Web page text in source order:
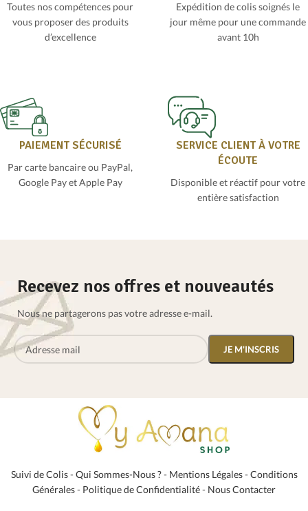
Toutes nos compétences pour
vous proposer des produits
d’excellence
Expédition de colis soignés le
jour même pour une commande
avant 10h
PAIEMENT SÉCURISÉ
Par carte bancaire ou PayPal,
Google Pay et Apple Pay
SERVICE CLIENT À VOTRE
ÉCOUTE
Disponible et réactif pour votre
entière satisfaction
Recevez nos offres et nouveautés
Nous ne partagerons pas votre adresse e-mail.
Suivi de Colis- Qui Sommes-Nous ?- Mentions Légales- Conditions
Générales- Politique de Confidentialité- Nous Contacter